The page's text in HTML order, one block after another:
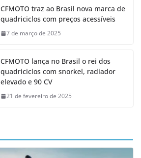
CFMOTO traz ao Brasil nova marca de
quadriciclos com preços acessíveis
7 de março de 2025
CFMOTO lança no Brasil o rei dos
quadriciclos com snorkel, radiador
elevado e 90 CV
21 de fevereiro de 2025